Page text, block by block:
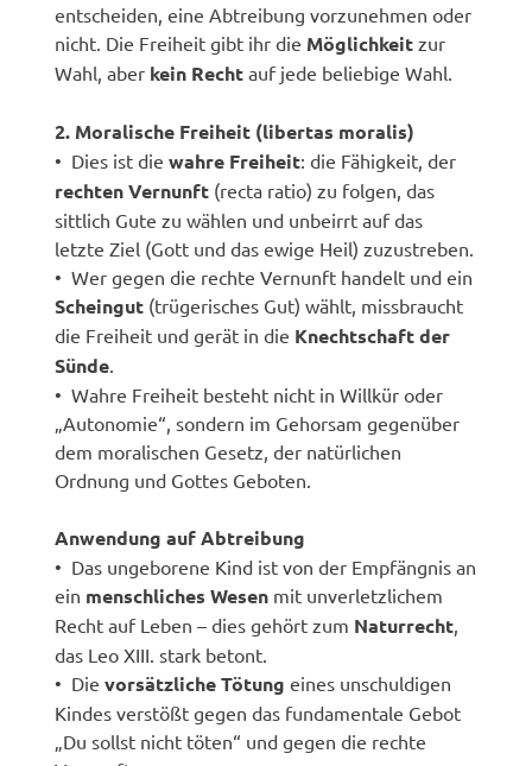
entscheiden, eine Abtreibung vorzunehmen oder
nicht. Die Freiheit gibt ihr die Möglichkeit zur
Wahl, aber kein Recht auf jede beliebige Wahl.
2. Moralische Freiheit (libertas moralis)
• Dies ist diewahre Freiheit: die Fähigkeit, der
rechten Vernunft (recta ratio) zu folgen, das
sittlich Gute zu wählen und unbeirrt auf das
letzte Ziel (Gott und das ewige Heil) zuzustreben.
• Wer gegen die rechte Vernunft handelt und ein
Scheingut (trügerisches Gut) wählt, missbraucht
die Freiheit und gerät in die Knechtschaft der
Sünde
• Wahre Freiheit besteht nicht in Willkür oder
„Autonomie“, sondern im Gehorsam gegenüber
dem moralischen Gesetz, der natürlichen
Ordnung und Gottes Geboten.
Anwendung auf Abtreibung
• Das ungeborene Kind ist von der Empfängnis an
ein menschliches Wesen mit unverletzlichem
Recht auf Leben – dies gehört zum Naturrecht
das Leo XIII. stark betont.
• Dievorsätzliche Tötung eines unschuldigen
Kindes verstößt gegen das fundamentale Gebot
„Du sollst nicht töten“ und gegen die rechte